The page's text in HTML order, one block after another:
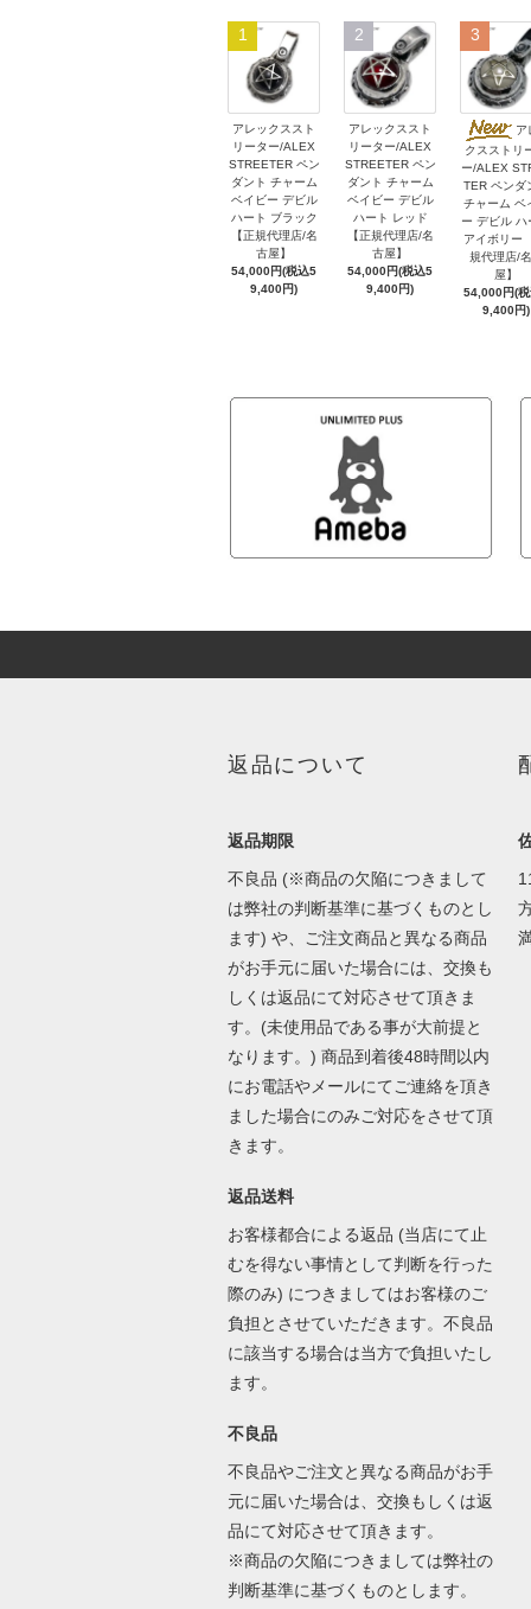
1
アレックススト
リーター/ALEX
STREETER ペン
ダント チャーム
ベイビー デビル
ハート ブラック
【正規代理店/名
古屋】
54,000円(税込5
9,400円)
2
アレックススト
リーター/ALEX
STREETER ペン
ダント チャーム
ベイビー デビル
ハート レッド
【正規代理店/名
古屋】
54,000円(税込5
9,400円)
3
ア
クスストリ
ー/ALEX
TER ペンダ
チャーム ベ
ー デビル ハ
アイボリー
規代理店/
屋】
54,000円(
9,400円)
返品について
返品期限
不良品 (※商品の欠陥につきまして
は弊社の判断基準に基づくものとし
ます) や、ご注文商品と異なる商品
がお手元に届いた場合には、交換も
しくは返品にて対応させて頂きま
す。(未使用品である事が大前提と
なります。) 商品到着後48時間以内
にお電話やメールにてご連絡を頂き
ました場合にのみご対応をさせて頂
きます。
返品送料
お客様都合による返品 (当店にて止
むを得ない事情として判断を行った
際のみ) につきましてはお客様のご
負担とさせていただきます。不良品
に該当する場合は当方で負担いたし
ます。
不良品
不良品やご注文と異なる商品がお手
元に届いた場合は、交換もしくは返
品にて対応させて頂きます。
※商品の欠陥につきましては弊社の
判断基準に基づくものとします。